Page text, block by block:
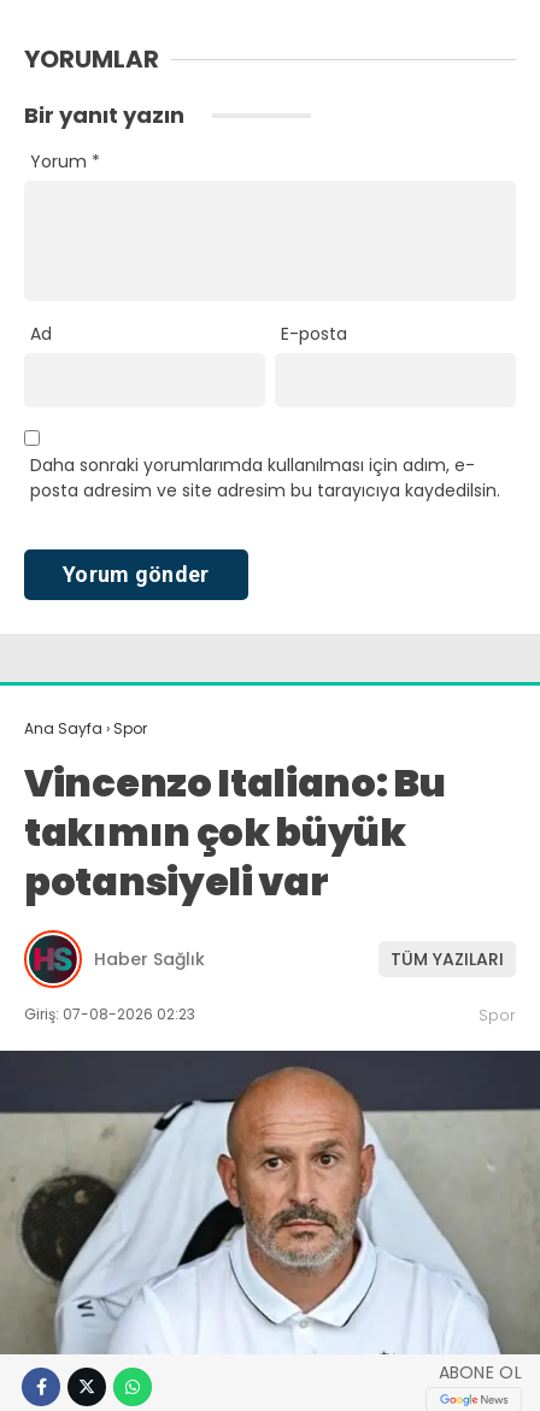
YORUMLAR
Bir yanıt yazın
Yorum *
Ad E-posta
Daha sonraki yorumlarımda kullanılması için adım, e-
posta adresim ve site adresim bu tarayıcıya kaydedilsin.
Ana Sayfa › Spor
Vincenzo Italiano: Bu
takımın çok büyük
potansiyeli var
Haber Sağlık TÜM YAZILARI
Giriş: 07-08-2026 02:23 Spor
ABONE OL